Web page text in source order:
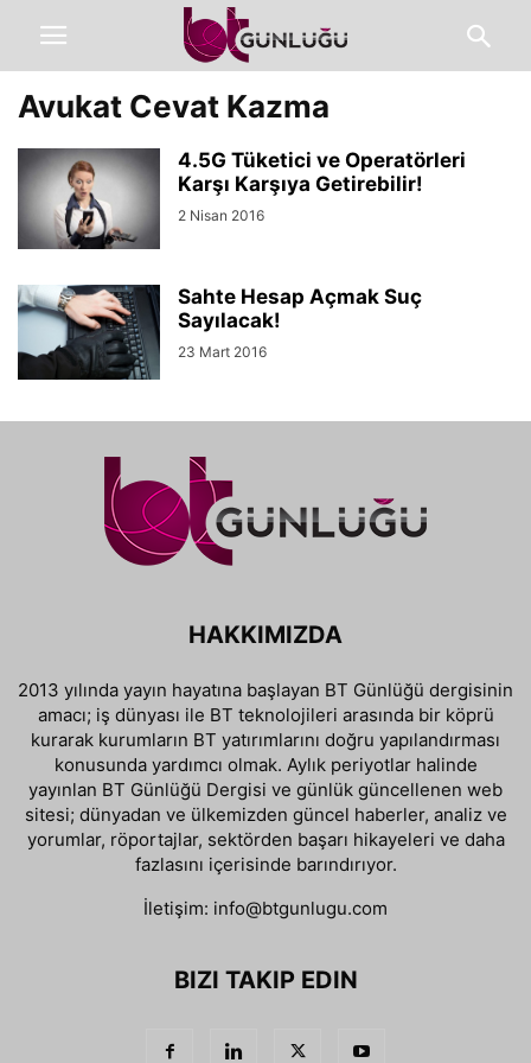
Avukat Cevat Kazma
4.5G Tüketici ve Operatörleri
Karşı Karşıya Getirebilir!
2 Nisan 2016
Sahte Hesap Açmak Suç
Sayılacak!
23 Mart 2016
HAKKIMIZDA
2013 yılında yayın hayatına başlayan BT Günlüğü dergisinin
amacı; iş dünyası ile BT teknolojileri arasında bir köprü
kurarak kurumların BT yatırımlarını doğru yapılandırması
konusunda yardımcı olmak. Aylık periyotlar halinde
yayınlan BT Günlüğü Dergisi ve günlük güncellenen web
sitesi; dünyadan ve ülkemizden güncel haberler, analiz ve
yorumlar, röportajlar, sektörden başarı hikayeleri ve daha
fazlasını içerisinde barındırıyor.
İletişim: info@btgunlugu.com
BIZI TAKIP EDIN